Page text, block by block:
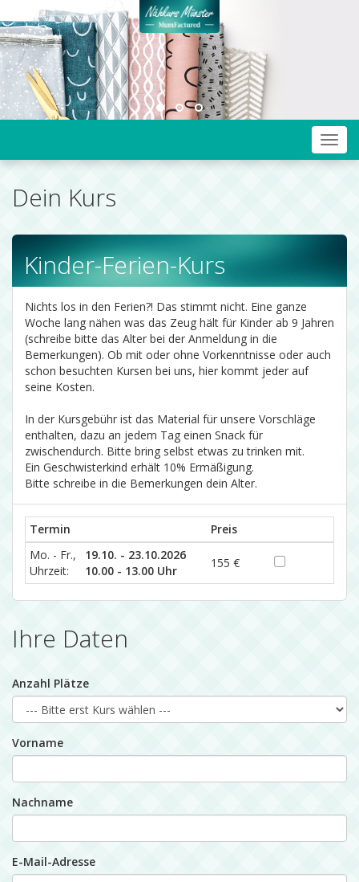
Dein Kurs
Kinder-Ferien-Kurs
Nichts los in den Ferien?! Das stimmt nicht. Eine ganze
Woche lang nähen was das Zeug hält für Kinder ab 9 Jahren
(schreibe bitte das Alter bei der Anmeldung in die
Bemerkungen). Ob mit oder ohne Vorkenntnisse oder auch
schon besuchten Kursen bei uns, hier kommt jeder auf
seine Kosten.
In der Kursgebühr ist das Material für unsere Vorschläge
enthalten, dazu an jedem Tag einen Snack für
zwischendurch. Bitte bring selbst etwas zu trinken mit.
Ein Geschwisterkind erhält 10% Ermäßigung.
Bitte schreibe in die Bemerkungen dein Alter.
Termin
Preis
Mo. - Fr.,
19.10. - 23.10.2026
Uhrzeit:
10.00 - 13.00 Uhr
155 €
Ihre Daten
Anzahl Plätze
Vorname
Nachname
E-Mail-Adresse